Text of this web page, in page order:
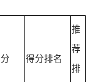
得分排名
推
荐
排